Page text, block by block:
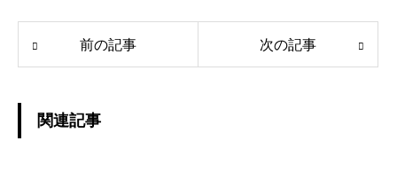
前の記事 次の記事
関連記事